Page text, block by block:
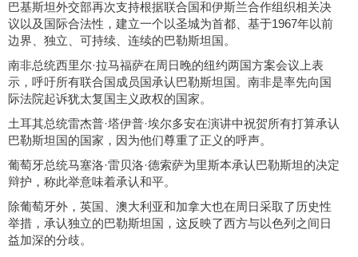
巴基斯坦外交部再次支持根据联合国和伊斯兰合作组织相关决
议以及国际合法性，建立一个以圣城为首都、基于1967年以前
边界、独立、可持续、连续的巴勒斯坦国。
南非总统西里尔·拉马福萨在周日晚的纽约两国方案会议上表
示，呼吁所有联合国成员国承认巴勒斯坦国。南非是率先向国
际法院起诉犹太复国主义政权的国家。
土耳其总统雷杰普·塔伊普·埃尔多安在演讲中祝贺所有打算承认
巴勒斯坦国的国家，因为他们尊重了正义的呼声。
葡萄牙总统马塞洛·雷贝洛·德索萨为里斯本承认巴勒斯坦的决定
辩护，称此举意味着承认和平。
除葡萄牙外，英国、澳大利亚和加拿大也在周日采取了历史性
举措，承认独立的巴勒斯坦国，这反映了西方与以色列之间日
益加深的分歧。